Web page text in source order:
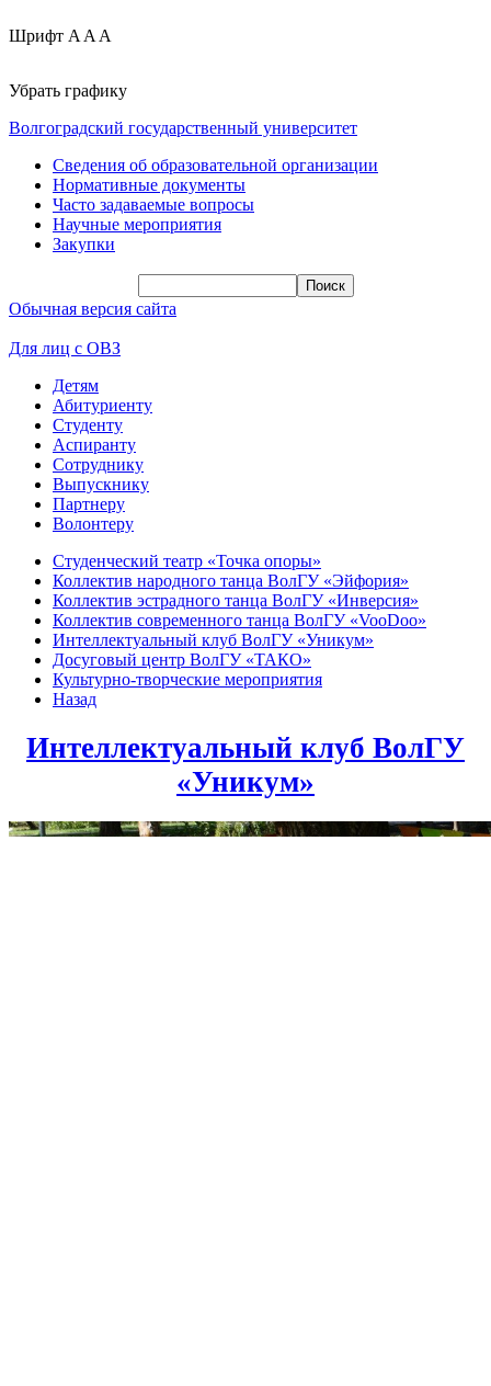
Шрифт A A A
Убрать графику
Волгоградский государственный университет
Сведения об образовательной организации
Нормативные документы
Часто задаваемые вопросы
Научные мероприятия
Закупки
Обычная версия сайта
Для лиц с ОВЗ
Детям
Абитуриенту
Студенту
Аспиранту
Сотруднику
Выпускнику
Партнеру
Волонтеру
Студенческий театр «Точка опоры»
Коллектив народного танца ВолГУ «Эйфория»
Коллектив эстрадного танца ВолГУ «Инверсия»
Коллектив современного танца ВолГУ «VooDoo»
Интеллектуальный клуб ВолГУ «Уникум»
Досуговый центр ВолГУ «ТАКО»
Культурно-творческие мероприятия
Назад
Интеллектуальный клуб ВолГУ
«Уникум»